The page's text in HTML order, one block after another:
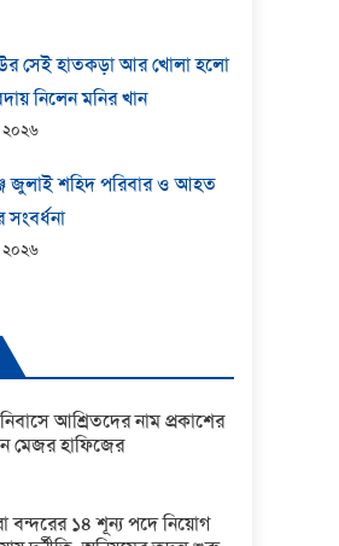
সেই হাতকড়া আর খোলা হলো
নিলেন মনির খান
জুলাই শহিদ পরিবার ও আহত
সংবর্ধনা
আশ্রিতদের নাম প্রকাশের
মেজর হাফিজের
বন্দরের ১৪ শূন্য পদে নিয়োগ